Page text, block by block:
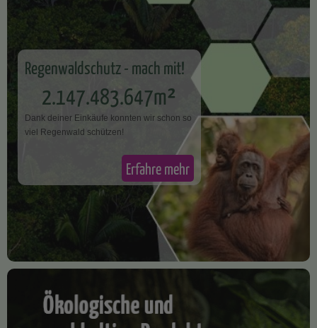
Regenwaldschutz - mach mit!
2.147.483.647m²
Dank deiner Einkäufe konnten wir schon so
v​iel Regenwald schützen!
Erfahre mehr